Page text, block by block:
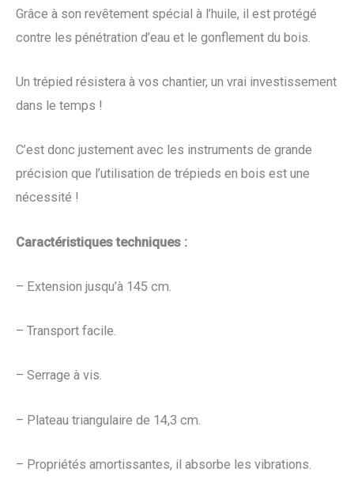
Grâce à son revêtement spécial à l’huile, il est protégé
contre les pénétration d’eau et le gonflement du bois.
Un trépied résistera à vos chantier, un vrai investissement
dans le temps !
C’est donc justement avec les instruments de grande
précision que l’utilisation de trépieds en bois est une
nécessité !
Caractéristiques techniques :
– Extension jusqu’à 145 cm.
– Transport facile.
– Serrage à vis.
– Plateau triangulaire de 14,3 cm.
– Propriétés amortissantes, il absorbe les vibrations.